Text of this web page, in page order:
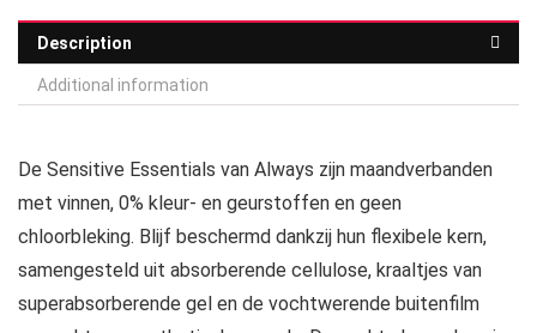
Description
Additional information
De Sensitive Essentials van Always zijn maandverbanden
met vinnen, 0% kleur- en geurstoffen en geen
chloorbleking. Blijf beschermd dankzij hun flexibele kern,
samengesteld uit absorberende cellulose, kraaltjes van
superabsorberende gel en de vochtwerende buitenfilm